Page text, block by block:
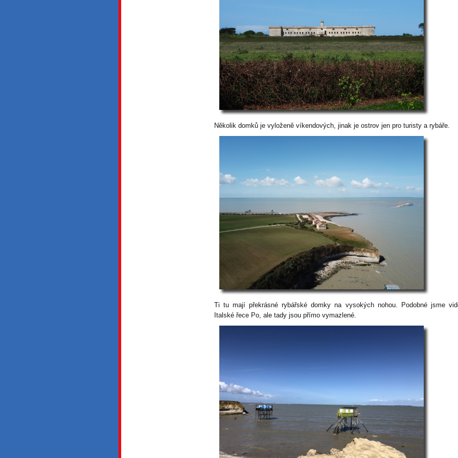
Několik domků je vyloženě víkendových, jinak je ostrov jen pro turisty a rybáře.
Ti tu mají překrásné rybářské domky na vysokých nohou. Podobné jsme
Italské řece Po, ale tady jsou přímo vymazlené.